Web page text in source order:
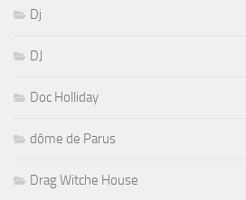
Dj
DJ
Doc Holliday
dôme de Parus
Drag Witche House